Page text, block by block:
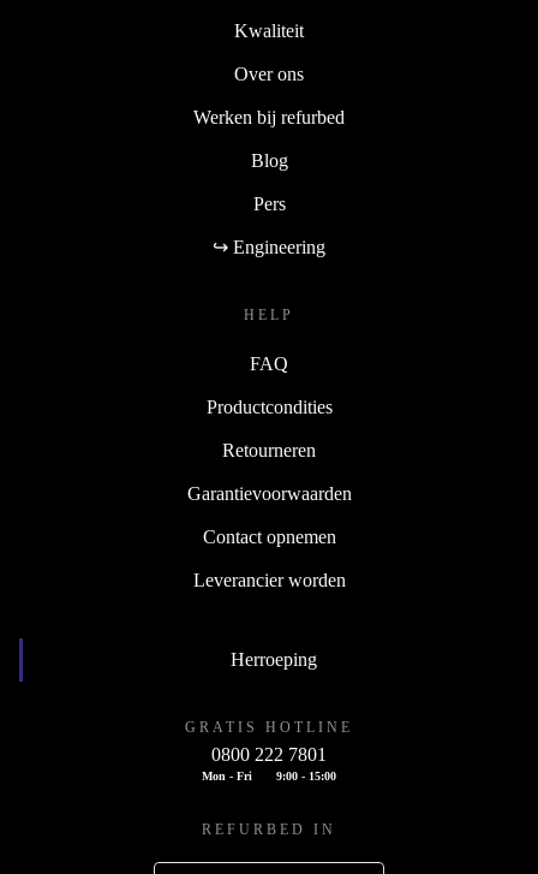
Kwaliteit
Over ons
Werken bij refurbed
Blog
Pers
↪ Engineering
HELP
FAQ
Productcondities
Retourneren
Garantievoorwaarden
Contact opnemen
Leverancier worden
Herroeping
GRATIS HOTLINE
0800 222 7801
Mon - Fri 9:00 - 15:00
REFURBED IN